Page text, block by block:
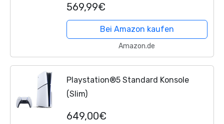
569,99€
Bei Amazon kaufen
Amazon.de
Playstation®5 Standard Konsole
(Slim)
649,00€